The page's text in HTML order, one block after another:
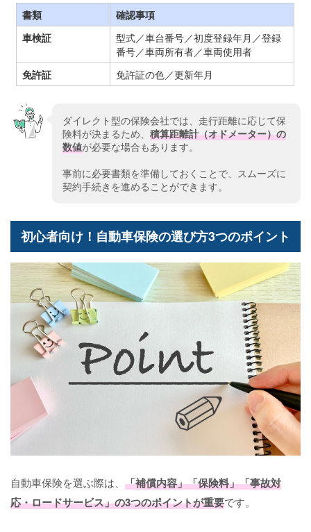
書類
確認事項
車検証
型式／車台番号／初度登録年月／登録
番号／車両所有者／車両使用者
免許証
免許証の色／更新年月
ダイレクト型の保険会社では、走行距離に応じて保
険料が決まるため、 積算距離計（オドメーター）の
数値が必要な場合もあります。
事前に必要書類を準備しておくことで、スムーズに
契約手続きを進めることができます。
初心者向け！自動車保険の選び方3つのポイント
自動車保険を選ぶ際は、 「補償内容」「保険料」「事故対
応・ロードサービス」の3つのポイントが重要です。